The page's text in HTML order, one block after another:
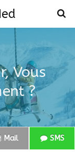
Vous
?
Mail SMS